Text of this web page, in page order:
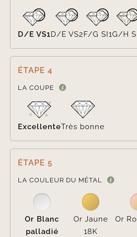
D/E VS1D/E VS2 F/G SI1G/H
ÉTAPE 4
LA COUPE
ExcellenteTrès bonne
ÉTAPE 5
LA COULEUR DU MÉTAL
Or Blanc
palladié
Or Jaune
18K
Or